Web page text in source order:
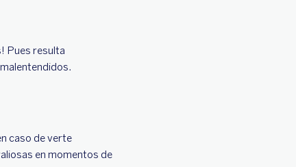
Pues resulta
caso de verte
en momentos de